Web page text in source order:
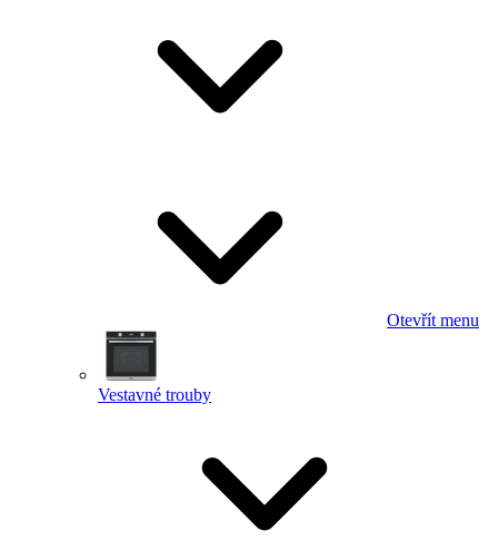
Otevřít menu
Vestavné trouby